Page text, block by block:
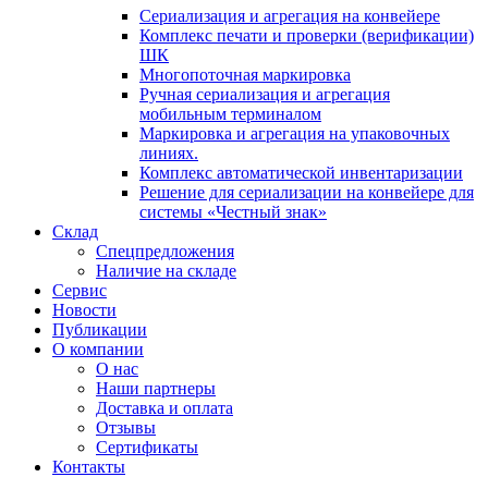
Сериализация и агрегация на конвейере
Комплекс печати и проверки (верификации)
ШК
Многопоточная маркировка
Ручная сериализация и агрегация
мобильным терминалом
Маркировка и агрегация на упаковочных
линиях.
Комплекс автоматической инвентаризации
Решение для сериализации на конвейере для
системы «Честный знак»
Склад
Спецпредложения
Наличие на складе
Сервис
Новости
Публикации
О компании
О нас
Наши партнеры
Доставка и оплата
Отзывы
Сертификаты
Контакты